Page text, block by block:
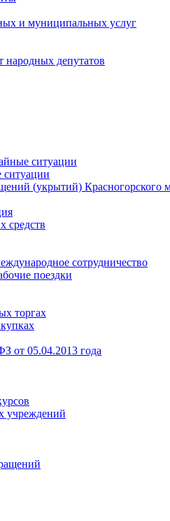
и муниципальных услуг
депутатов
ситуации
(укрытий) Красногорского
средств
сотрудничество
поездки
торгах
от 05.04.2013 года
учреждений